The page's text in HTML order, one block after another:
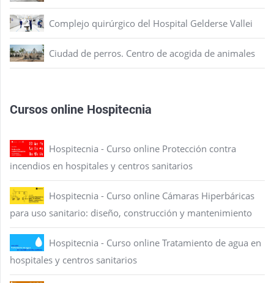
Complejo quirúrgico del Hospital Gelderse Vallei
Ciudad de perros. Centro de acogida de animales
Cursos online Hospitecnia
Hospitecnia - Curso online Protección contra
incendios en hospitales y centros sanitarios
Hospitecnia - Curso online Cámaras Hiperbáricas
para uso sanitario: diseño, construcción y mantenimiento
Hospitecnia - Curso online Tratamiento de agua en
hospitales y centros sanitarios